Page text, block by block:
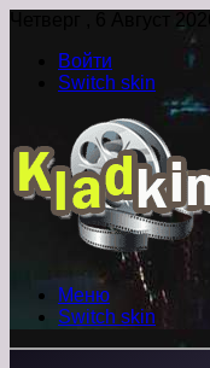
Четверг , 6 Август 2026
Войти
Switch skin
Меню
Switch skin